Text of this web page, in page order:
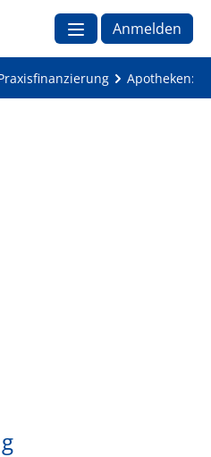
Anmelden
Apotheken: